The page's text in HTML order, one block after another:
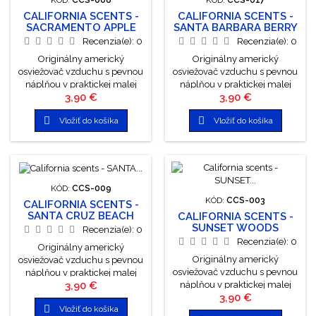
žiadny gél ani želatína, ale 3...
a biologicky odbúrateľné
žiadny gél ani želatína, ale 3...
CALIFORNIA SCENTS -
SACRAMENTO APPLE
Recenzia(e): 0
Originálny americký
osviežovač vzduchu s pevnou
náplňou v praktickej malej
plechovke, ktorá prevonia
Vaše auto, byt či kanceláriu.
Súčasťou plechovky je taktiež
plastové viečko s regulátorom,
vyrobené zo 100% organicky
vonných olejov sú ekologicky
a biologicky odbúrateľné
žiadny gél ani želatína, ale 3...
Cena
3,90 €
 Vložiť do košíka
CALIFORNIA SCENTS -
SANTA BARBARA BERRY
Recenzia(e): 0
Originálny americký
osviežovač vzduchu s pevnou
náplňou v praktickej malej
plechovke, ktorá prevonia
Vaše auto, byt či kanceláriu.
Súčasťou plechovky je taktiež
plastové viečko s regulátorom,
vyrobené zo 100% organicky
vonných olejov sú ekologicky
a biologicky odbúrateľné
žiadny gél ani želatína, ale 3...
Cena
3,90 €
 Vložiť do košíka
KÓD: CCS-009
CALIFORNIA SCENTS -
SANTA CRUZ BEACH
Recenzia(e): 0
Originálny americký
osviežovač vzduchu s pevnou
náplňou v praktickej malej
plechovke, ktorá prevonia
Vaše auto, byt či kanceláriu.
Súčasťou plechovky je taktiež
Cena
3,90 €
 Vložiť do košíka
KÓD: CCS-003
CALIFORNIA SCENTS -
SUNSET WOODS
Recenzia(e): 0
Originálny americký
osviežovač vzduchu s pevnou
náplňou v praktickej malej
plechovke, ktorá prevonia
Vaše auto, byt či kanceláriu.
Cena
3,90 €